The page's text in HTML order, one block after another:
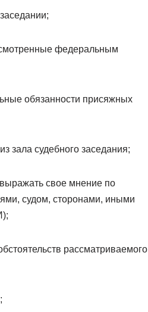
федеральным
обязанности присяжных
зала судебного заседания;
свое мнение по
судом, сторонами, иными
рассматриваемого